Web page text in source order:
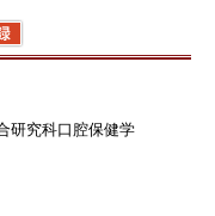
研究科口腔保健学